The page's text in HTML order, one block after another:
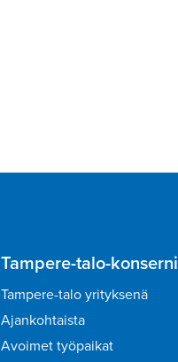
Tampere-talo-konserni
Tampere-talo yrityksenä
Ajankohtaista
Avoimet työpaikat